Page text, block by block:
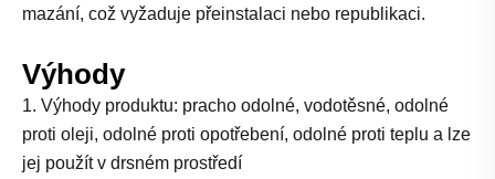
mazání, což vyžaduje přeinstalaci nebo republikaci.
Výhody
1. Výhody produktu: pracho odolné, vodotěsné, odolné
proti oleji, odolné proti opotřebení, odolné proti teplu a lze
jej použít v drsném prostředí